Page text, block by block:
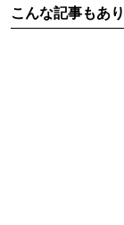
こんな記事もあ